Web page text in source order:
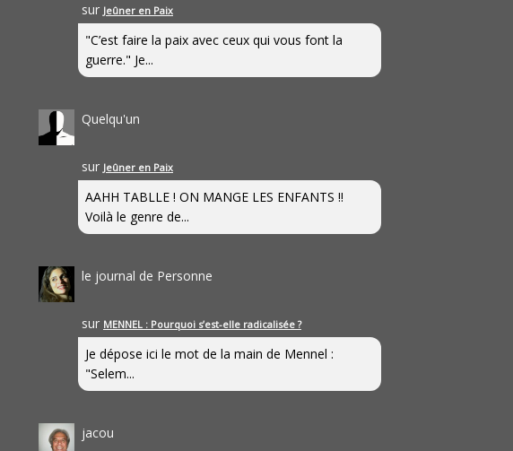
sur Jeûner en Paix
"C’est faire la paix avec ceux qui vous font la
guerre." Je...
Quelqu'un
sur Jeûner en Paix
AAHH TABLLE ! ON MANGE LES ENFANTS !!
Voilà le genre de...
le journal de Personne
sur MENNEL : Pourquoi s’est-elle radicalisée ?
Je dépose ici le mot de la main de Mennel :
"Selem...
jacou